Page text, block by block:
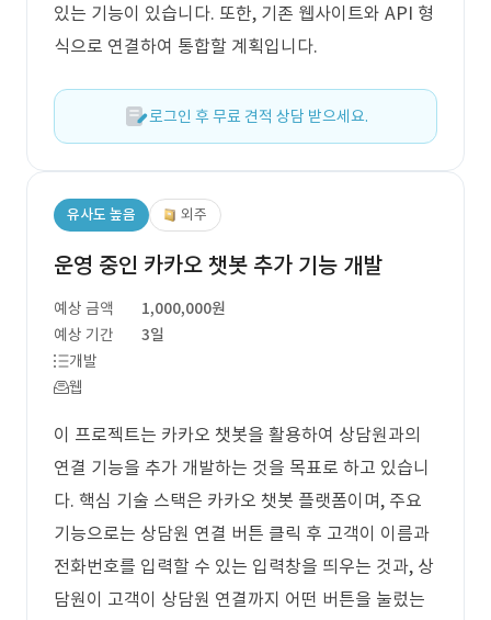
있는 기능이 있습니다. 또한, 기존 웹사이트와 API 형
식으로 연결하여 통합할 계획입니다.
로그인 후 무료 견적 상담 받으세요.
유사도 높음 외주
운영 중인 카카오 챗봇 추가 기능 개발
예상 금액
1,000,000원
예상 기간
3일
개발
웹
이 프로젝트는 카카오 챗봇을 활용하여 상담원과의
연결 기능을 추가 개발하는 것을 목표로 하고 있습니
다. 핵심 기술 스택은 카카오 챗봇 플랫폼이며, 주요
기능으로는 상담원 연결 버튼 클릭 후 고객이 이름과
전화번호를 입력할 수 있는 입력창을 띄우는 것과, 상
담원이 고객이 상담원 연결까지 어떤 버튼을 눌렀는